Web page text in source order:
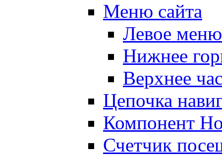
Меню сайта
Левое меню
Нижнее
Верхнее
Цепочка
Компонент
Счетчик